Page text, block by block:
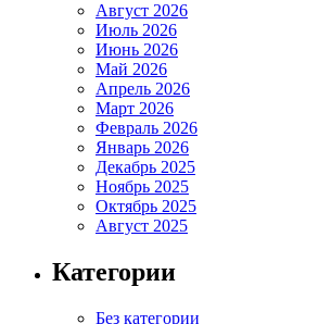
Август 2026
Июль 2026
Июнь 2026
Май 2026
Апрель 2026
Март 2026
Февраль 2026
Январь 2026
Декабрь 2025
Ноябрь 2025
Октябрь 2025
Август 2025
Категории
Без категории